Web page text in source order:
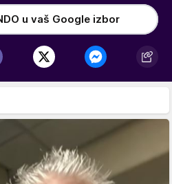
u vaš Google izbor